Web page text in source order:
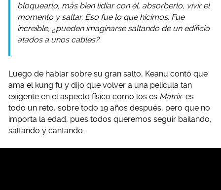
bloquearlo, más bien lidiar con él, absorberlo, vivir el
momento y saltar. Eso fue lo que hicimos. Fue
increíble, ¿pueden imaginarse saltando de un edificio
atados a unos cables?
Luego de hablar sobre su gran salto, Keanu contó que
ama el kung fu y dijo que volver a una película tan
exigente en el aspecto físico como los es Matrix es
todo un reto, sobre todo 19 años después, pero que no
importa la edad, pues todos queremos seguir bailando,
saltando y cantando.